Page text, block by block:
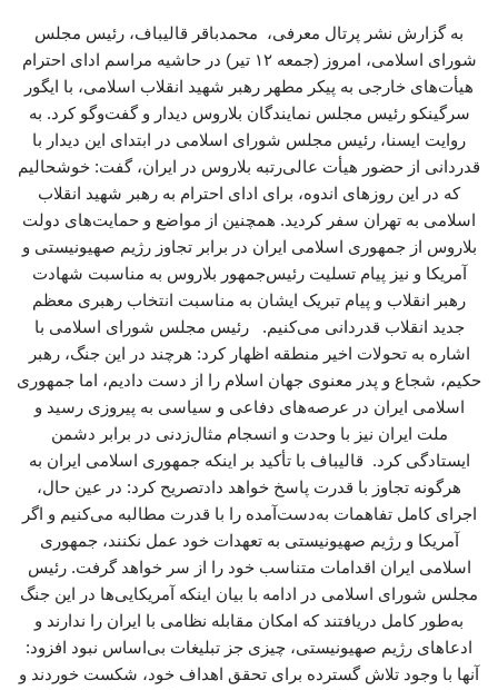
به گزارش نشر پرتال معرفی، محمدباقر قالیباف، رئیس مجلس
شورای اسلامی، امروز (جمعه ۱۲ تیر) در حاشیه مراسم ادای احترام
هیأت‌های خارجی به پیکر مطهر رهبر شهید انقلاب اسلامی، با ایگور
سرگینکو رئیس مجلس نمایندگان بلاروس دیدار و گفت‌وگو کرد. به
روایت ایسنا، رئیس مجلس شورای اسلامی در ابتدای این دیدار با
قدردانی از حضور هیأت عالی‌رتبه بلاروس در ایران، گفت: خوشحالیم
که در این روزهای اندوه، برای ادای احترام به رهبر شهید انقلاب
اسلامی به تهران سفر کردید. همچنین از مواضع و حمایت‌های دولت
بلاروس از جمهوری اسلامی ایران در برابر تجاوز رژیم صهیونیستی و
آمریکا و نیز پیام تسلیت رئیس‌جمهور بلاروس به مناسبت شهادت
رهبر انقلاب و پیام تبریک ایشان به مناسبت انتخاب رهبری معظم
جدید انقلاب قدردانی می‌کنیم. رئیس مجلس شورای اسلامی با
اشاره به تحولات اخیر منطقه اظهار کرد: هرچند در این جنگ، رهبر
حکیم، شجاع و پدر معنوی جهان اسلام را از دست دادیم، اما جمهوری
اسلامی ایران در عرصه‌های دفاعی و سیاسی به پیروزی رسید و
ملت ایران نیز با وحدت و انسجام مثال‌زدنی در برابر دشمن
ایستادگی کرد. قالیباف با تأکید بر اینکه جمهوری اسلامی ایران به
هرگونه تجاوز با قدرت پاسخ خواهد دادتصریح کرد: در عین حال،
اجرای کامل تفاهمات به‌دست‌آمده را با قدرت مطالبه می‌کنیم و اگر
آمریکا و رژیم صهیونیستی به تعهدات خود عمل نکنند، جمهوری
اسلامی ایران اقدامات متناسب خود را از سر خواهد گرفت. رئیس
مجلس شورای اسلامی در ادامه با بیان اینکه آمریکایی‌ها در این جنگ
به‌طور کامل دریافتند که امکان مقابله نظامی با ایران را ندارند و
ادعاهای رژیم صهیونیستی، چیزی جز تبلیغات بی‌اساس نبود افزود:
آنها با وجود تلاش گسترده برای تحقق اهداف خود، شکست خوردند و